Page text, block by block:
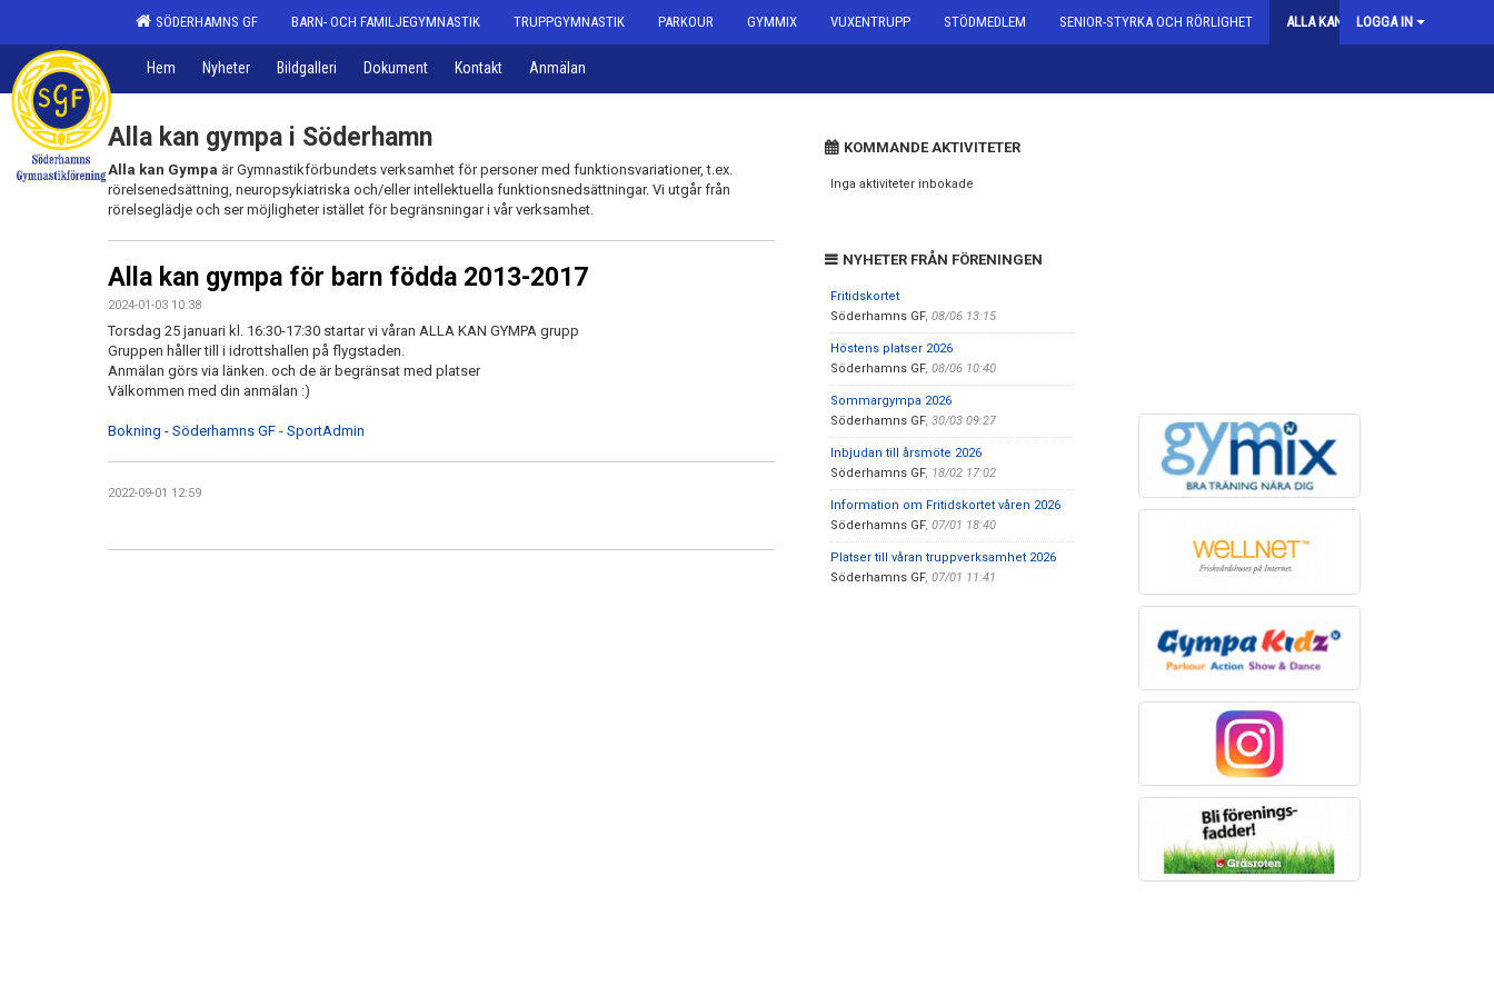
SÖDERHAMNS GF BARN- OCH FAMILJEGYMNASTIK TRUPPGYMNASTIK PARKOUR GYMMIX VUXENTRUPP STÖDMEDLEM SENIOR-STYRKA OCH RÖRLIGHET ALLA KAN GYMPA
LOGGA IN
Hem Nyheter Bildgalleri Dokument Kontakt Anmälan
Alla kan gympa i Söderhamn
Alla kan Gympa är Gymnastikförbundets verksamhet för personer med funktionsvariationer, t.ex.
rörelsenedsättning, neuropsykiatriska och/eller intellektuella funktionsnedsättningar. Vi utgår från
rörelseglädje och ser möjligheter istället för begränsningar i vår verksamhet.
Alla kan gympa för barn födda 2013-2017
2024-01-03 10:38
Torsdag 25 januari kl. 16:30-17:30 startar vi våran ALLA KAN GYMPA grupp
Gruppen håller till i idrottshallen på flygstaden.
Anmälan görs via länken. och de är begränsat med platser
Välkommen med din anmälan :)
Bokning - Söderhamns GF - SportAdmin
2022-09-01 12:59
KOMMANDE AKTIVITETER
Inga aktiviteter inbokade
NYHETER FRÅN FÖRENINGEN
Fritidskortet
Söderhamns GF, 08/06 13:15
Höstens platser 2026
Söderhamns GF, 08/06 10:40
Sommargympa 2026
Söderhamns GF, 30/03 09:27
Inbjudan till årsmöte 2026
Söderhamns GF, 18/02 17:02
Information om Fritidskortet våren 2026
Söderhamns GF, 07/01 18:40
Platser till våran truppverksamhet 2026
Söderhamns GF, 07/01 11:41